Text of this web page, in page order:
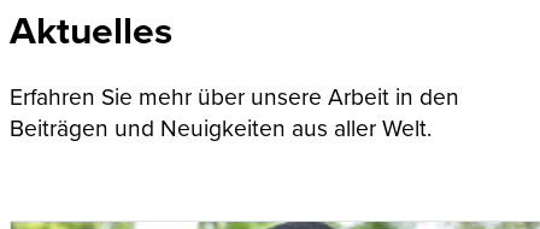
Aktuelles
Erfahren Sie mehr über unsere Arbeit in den
Beiträgen und Neuigkeiten aus aller Welt.